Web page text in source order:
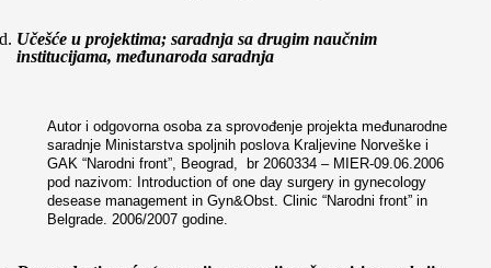
Učešće u projektima; saradnja sa drugim naučnim
institucijama, međunaroda saradnja
Autor i odgovorna osoba za sprovođenje projekta međunarodne
saradnje Ministarstva spoljnih poslova Kraljevine Norveške i
GAK “Narodni front”, Beograd, br 2060334 – MIER-09.06.2006
pod nazivom: Introduction of one day surgery in gynecology
desease management in Gyn&Obst. Clinic “Narodni front” in
Belgrade. 2006/2007 godine.